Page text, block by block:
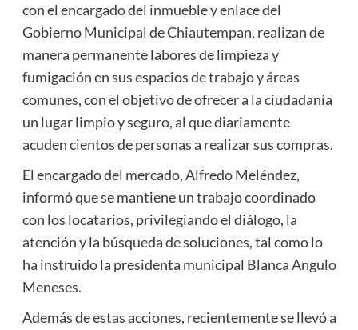
con el encargado del inmueble y enlace del
Gobierno Municipal de Chiautempan, realizan de
manera permanente labores de limpieza y
fumigación en sus espacios de trabajo y áreas
comunes, con el objetivo de ofrecer a la ciudadanía
un lugar limpio y seguro, al que diariamente
acuden cientos de personas a realizar sus compras.
El encargado del mercado, Alfredo Meléndez,
informó que se mantiene un trabajo coordinado
con los locatarios, privilegiando el diálogo, la
atención y la búsqueda de soluciones, tal como lo
ha instruido la presidenta municipal Blanca Angulo
Meneses.
Además de estas acciones, recientemente se llevó a